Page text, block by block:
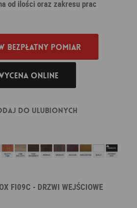
od ilości oraz zakresu prac
bezpłatny pomiar
online
do ulubionych